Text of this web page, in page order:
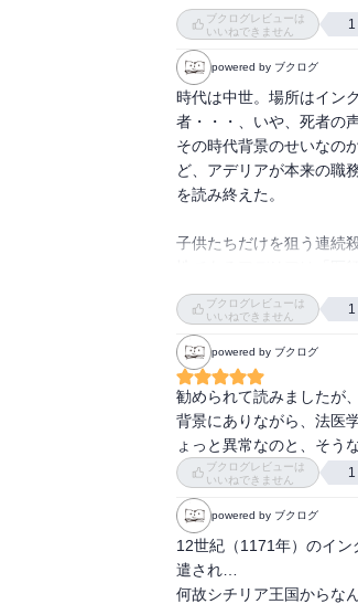
イタリアやスペインから
迷信がはこびつつも、実
残酷な描写もありますが
シモンは最後まで活躍し
犯人は中盤見当がついて
ブクログレビューは
いいねできません
1
powered by ブクログ
時代は中世。場所はイン
者・・・、いや、死者の
その時代背景のせいなの
ど、アデリアが本来の職
を読み終えた。
子供たちだけを狙う連続
残る時代。「女性医師」
のに、さらにやりづらい
科学より宗教の方が強い
すがる人々が多い時代。
思に反してその命を奪わ
どかしさもよく表現され
この時代の「検死」とい
る「検死」にも驚かされ
蓄積した知識をもとに、
感情を殺して、機械的に
る・・・ということ。
ブクログレビューは
いいねできません
1
powered by ブクログ
勧められて読みましたが
背景にありながら、法医
ょっと異常なのと、そう
ブクログレビューは
いいねできません
1
powered by ブクログ
12世紀（1171年）のイ
遣され…
何故シチリア王国からな